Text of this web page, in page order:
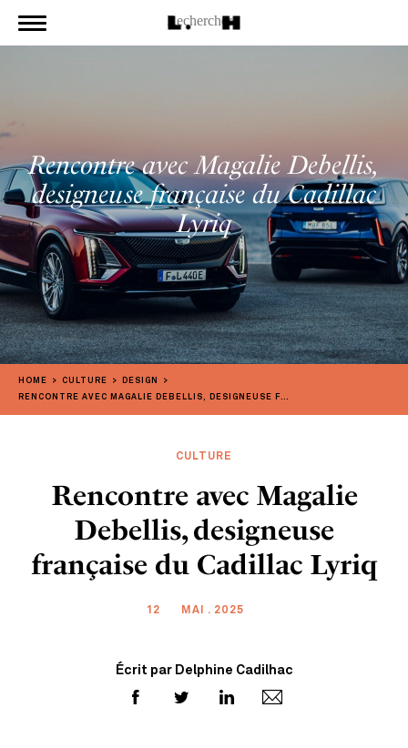
Rencontre avec Magalie Debellis,
designeuse française du Cadillac
Lyriq
HOME CULTURE
DESIGN
RENCONTRE AVEC MAGALIE DEBELLIS, DESIGNEUSE FRANÇAISE DU CADILLAC LYRIQ
CULTURE
Rencontre avec Magalie
Debellis, designeuse
française du Cadillac Lyriq
12 MAI . 2025
Écrit par Delphine Cadilhac